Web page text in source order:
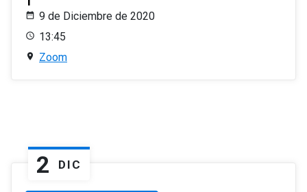
9 de Diciembre de 2020
13:45
Zoom
2 DIC